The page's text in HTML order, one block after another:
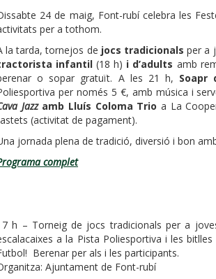
24 de maig, Font-rubí celebra les
per a tothom.
la tarda, tornejos de jocs tradicionals per a
infantil (18 h) i d’adults amb
o sopar gratuït. A les 21 h, Soapr
per només 5 €, amb música i
Jazzamb Lluís Coloma Trio a La
(activitat de pagament).
jornada plena de tradició, diversió i bon
complet
h – Torneig de jocs tradicionals per a
a la Pista Poliesportiva i les
Berenar per als i les participants.
Ajuntament de Font-rubí